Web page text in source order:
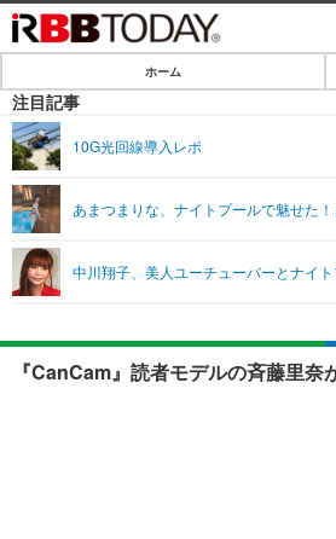
IT・デジタル
SPEED TEST
エンタメ
ライフ
リリース一覧
ホーム
注目記事
10G光回線導入レポ
あまつまりな、ナイトプールで魅せた
中川翔子、美人ユーチューバーとナイ
『CanCam』読者モデルの斉藤里